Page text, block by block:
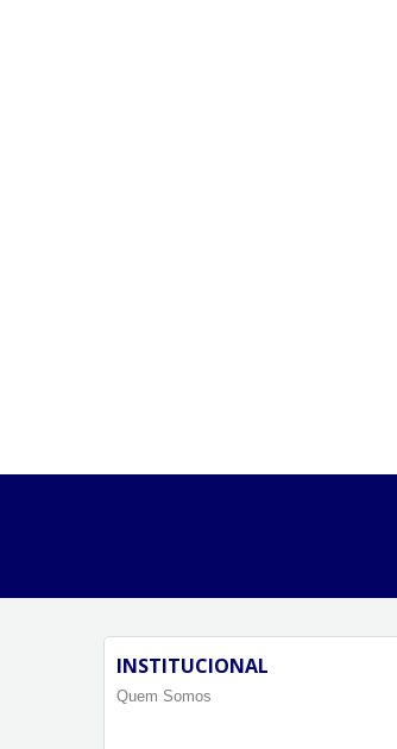
INSTITUCIONAL
Quem Somos